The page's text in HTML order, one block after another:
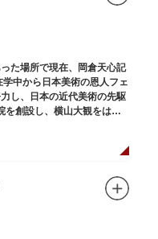
た場所で現在、岡倉天心記
中から日本美術の恩人フェ
し、日本の近代美術の先駆
を創設し、横山大観をはじ